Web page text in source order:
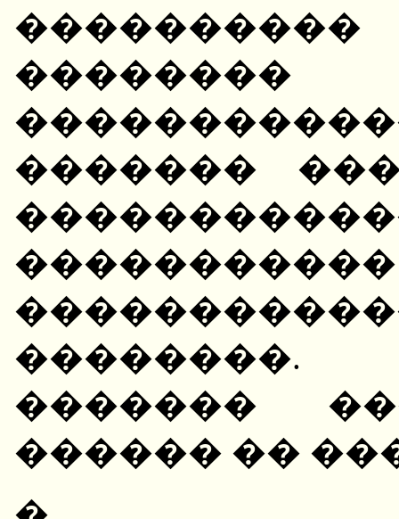
��������
�������
��������.
�������
������ ��